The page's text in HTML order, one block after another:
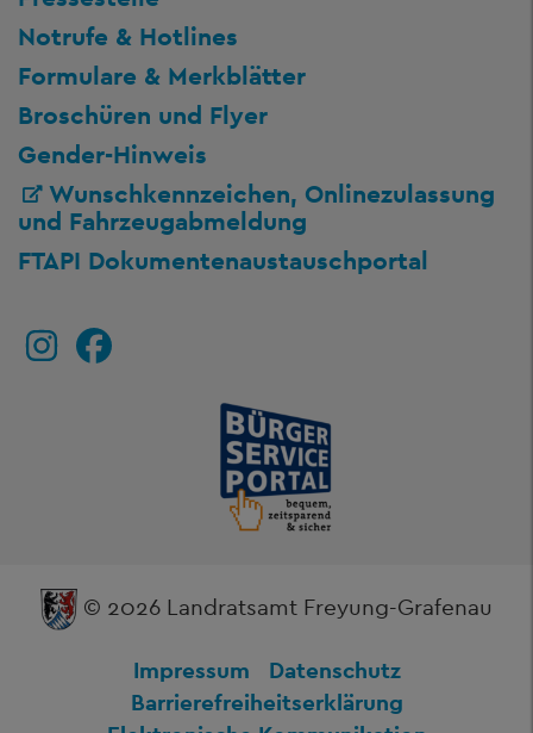
Notrufe & Hotlines
Formulare & Merkblätter
Broschüren und Flyer
Gender-Hinweis
Wunschkennzeichen, Onlinezulassung
und Fahrzeugabmeldung
FTAPI Dokumentenaustauschportal
© 2026 Landratsamt Freyung-Grafenau
Impressum
Datenschutz
Barrierefreiheitserklärung